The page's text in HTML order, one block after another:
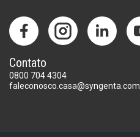
Contato
0800 704 4304
faleconosco.casa@syngenta.com